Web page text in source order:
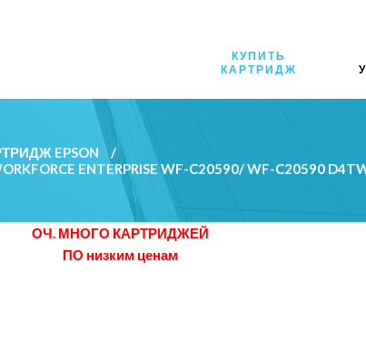
КУПИТЬ
КАРТРИДЖ
EPSON
/
ENTERPRISE WF-C20590/ WF-C20590
ОЧ. МНОГО КАРТРИДЖЕЙ
ПО низким ценам